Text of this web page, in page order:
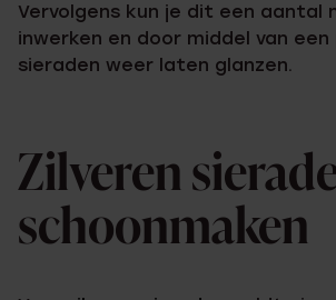
Vervolgens kun je dit een aantal
inwerken en door middel van
sieraden weer laten glanzen.
Zilveren
schoonmaken